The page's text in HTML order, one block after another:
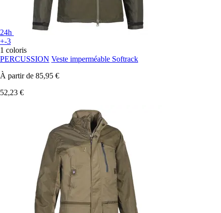
24h
+-3
1 coloris
PERCUSSION Veste imperméable Softrack
À partir de 85,95 €
52,23 €